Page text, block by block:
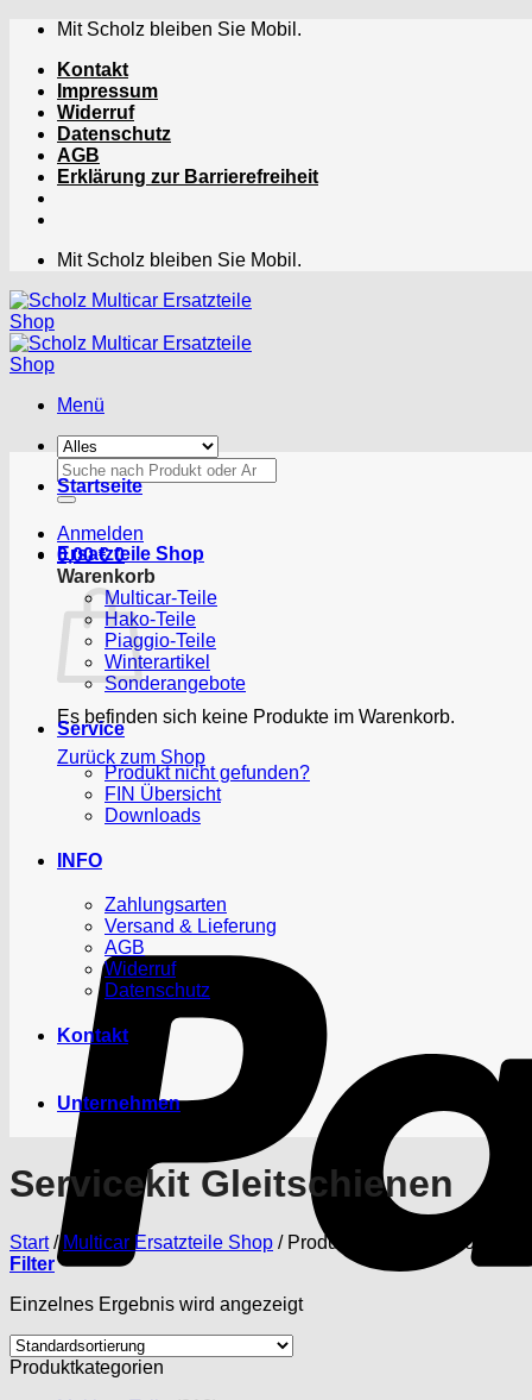
Zum
springen
Mit Scholz bleiben Sie Mobil.
Kontakt
Impressum
Widerruf
Datenschutz
AGB
Erklärung zur Barrierefreiheit
Mit Scholz bleiben Sie Mobil.
Menü
Suchen
nach:
Anmelden
0,00€ 0
Warenkorb
Es befinden sich keine Produkte im Warenkorb.
Zurück zum Shop
Startseite
Ersatzteile Shop
Multicar-Teile
Hako-Teile
Piaggio-Teile
Winterartikel
Sonderangebote
Service
Produkt nicht gefunden?
FIN Übersicht
Downloads
INFO
Zahlungsarten
Versand & Lieferung
AGB
Widerruf
Datenschutz
Kontakt
Unternehmen
Servicekit Gleitschienen
Start / Multicar Ersatzteile Shop /Produkte verschlagwortet
Filter
Einzelnes Ergebnis wird angezeigt
Produktkategorien